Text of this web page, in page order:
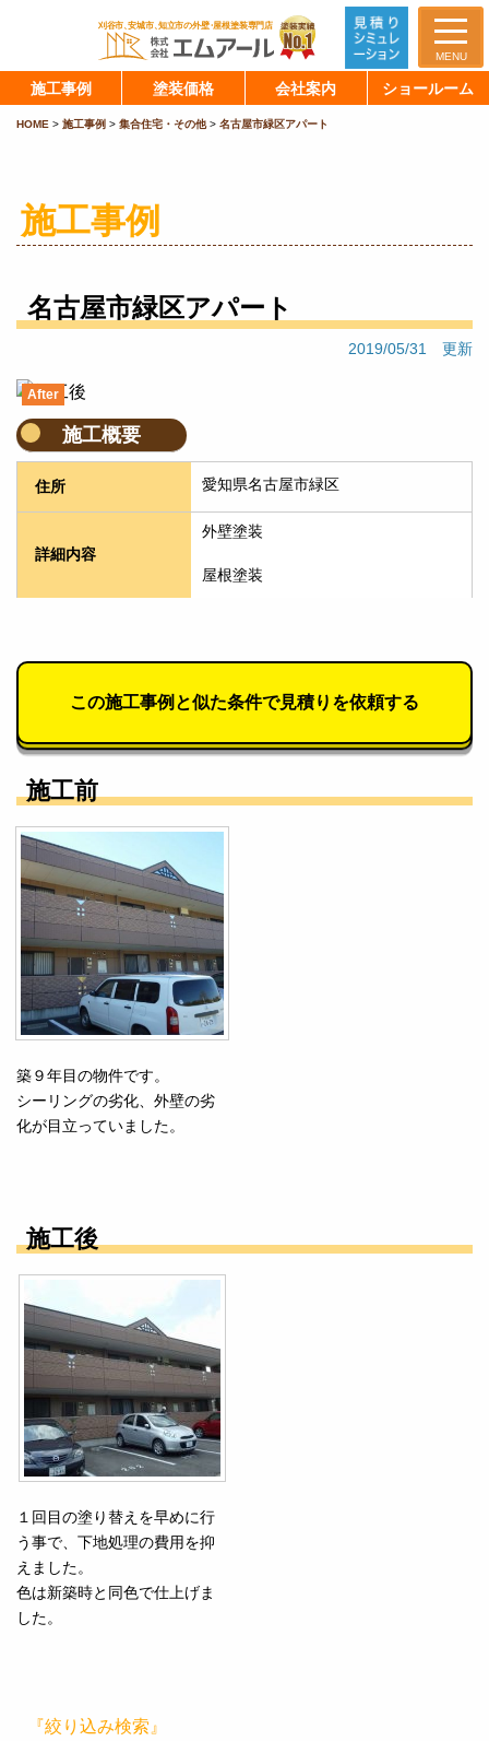
MENU
施工事例 塗装価格 会社案内 ショールーム
HOME > 施工事例 > 集合住宅・その他> 名古屋市緑区アパート
施工事例
名古屋市緑区アパート
2019/05/31 更新
After
施工概要
住所 愛知県名古屋市緑区
詳細内容
外壁塗装
屋根塗装
この施工事例と似た条件で見積りを依頼する
施工前
築９年目の物件です。
シーリングの劣化、外壁の劣
化が目立っていました。
施工後
１回目の塗り替えを早めに行
う事で、下地処理の費用を抑
えました。
色は新築時と同色で仕上げま
した。
『絞り込み検索』